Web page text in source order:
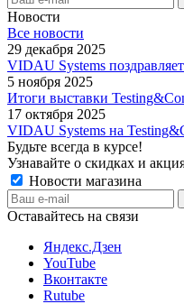
Новости
Все новости
29 декабря 2025
VIDAU Systems
5 ноября 2025
Итоги выставки
17 октября 2025
VIDAU Systems на
Будьте всегда в курсе!
Узнавайте о скидках и
Новости магазина
Оставайтесь на связи
Яндекс.Дзен
YouTube
Вконтакте
Rutube